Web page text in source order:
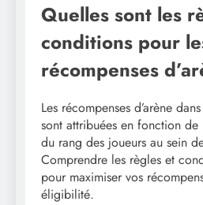
Quelles sont les
conditions pour
récompenses
Les récompenses d’arène
sont attribuées en fonction
du rang des joueurs au sein
Comprendre les règles et
pour maximiser vos
éligibilité.